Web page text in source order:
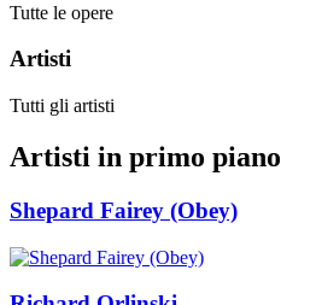
Tutte le opere
Artisti
Tutti gli artisti
Artisti in primo piano
Shepard Fairey (Obey)